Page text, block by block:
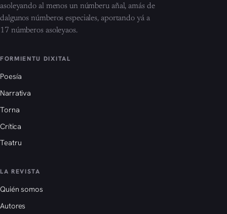
asoleyando al menos un númberu añal, amás de
dalgunos númberos especiales, aportando yá a
17 númberos asoleyaos.
FORMIENTU DIXITAL
Poesía
Narrativa
Torna
Crítica
Teatru
LA REVISTA
Quién somos
Autores